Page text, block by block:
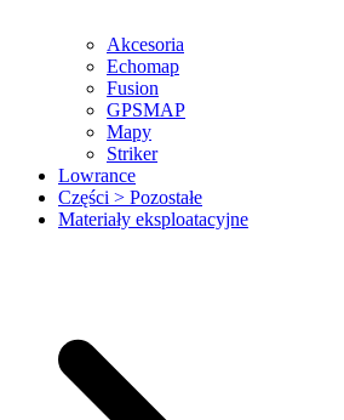
Akcesoria
Echomap
Fusion
GPSMAP
Mapy
Striker
Lowrance
Części > Pozostałe
Materiały eksploatacyjne